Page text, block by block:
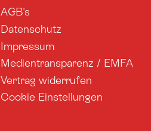
AGB's
Datenschutz
Impressum
Medientransparenz / EMFA
Vertrag widerrufen
Cookie Einstellungen